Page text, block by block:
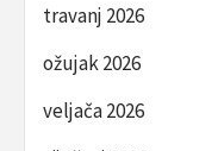
travanj 2026
ožujak 2026
veljača 2026